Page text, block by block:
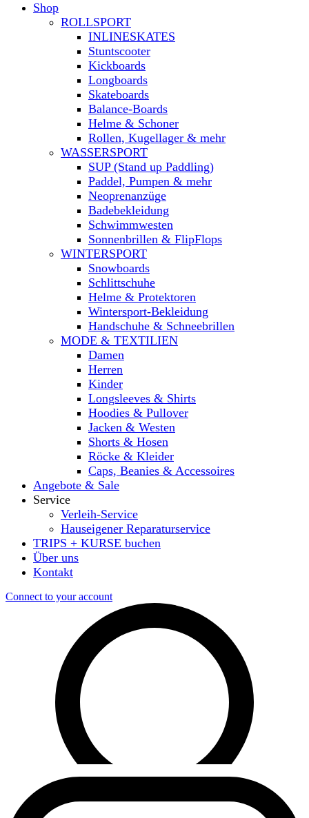
Shop
ROLLSPORT
INLINESKATES
Stuntscooter
Kickboards
Longboards
Skateboards
Balance-Boards
Helme & Schoner
Rollen, Kugellager & mehr
WASSERSPORT
SUP (Stand up Paddling)
Paddel, Pumpen & mehr
Neoprenanzüge
Badebekleidung
Schwimmwesten
Sonnenbrillen & FlipFlops
WINTERSPORT
Snowboards
Schlittschuhe
Helme & Protektoren
Wintersport-Bekleidung
Handschuhe & Schneebrillen
MODE & TEXTILIEN
Damen
Herren
Kinder
Longsleeves & Shirts
Hoodies & Pullover
Jacken & Westen
Shorts & Hosen
Röcke & Kleider
Caps, Beanies & Accessoires
Angebote & Sale
Service
Verleih-Service
Hauseigener Reparaturservice
TRIPS + KURSE buchen
Über uns
Kontakt
Connect to your account